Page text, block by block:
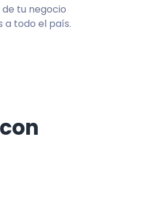
tu negocio
a todo el país.
con